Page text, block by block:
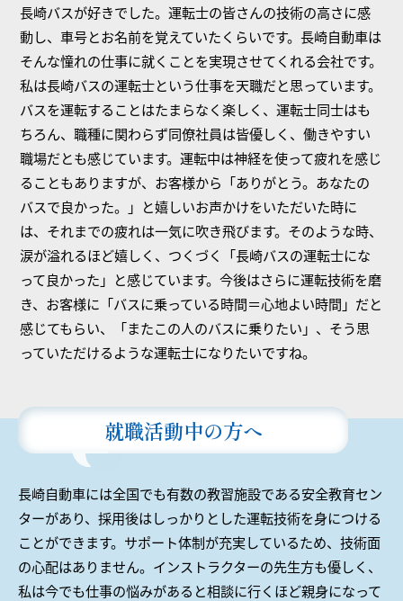
長崎バスが好きでした。運転士の皆さんの技術の高さに感
動し、車号とお名前を覚えていたくらいです。長崎自動車は
そんな憧れの仕事に就くことを実現させてくれる会社です。
私は長崎バスの運転士という仕事を天職だと思っています。
バスを運転することはたまらなく楽しく、運転士同士はも
ちろん、職種に関わらず同僚社員は皆優しく、働きやすい
職場だとも感じています。運転中は神経を使って疲れを感じ
ることもありますが、お客様から「ありがとう。あなたの
バスで良かった。」と嬉しいお声かけをいただいた時に
は、それまでの疲れは一気に吹き飛びます。そのような時、
涙が溢れるほど嬉しく、つくづく「長崎バスの運転士にな
って良かった」と感じています。今後はさらに運転技術を磨
き、お客様に「バスに乗っている時間＝心地よい時間」だと
感じてもらい、「またこの人のバスに乗りたい」、そう思
っていただけるような運転士になりたいですね。
就職活動中の方へ
長崎自動車には全国でも有数の教習施設である安全教育セン
ターがあり、採用後はしっかりとした運転技術を身につける
ことができます。サポート体制が充実しているため、技術面
の心配はありません。インストラクターの先生方も優しく、
私は今でも仕事の悩みがあると相談に行くほど親身になって